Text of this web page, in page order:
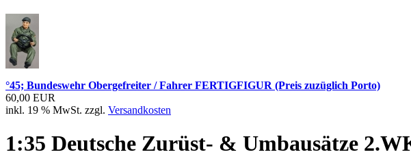
°45; Bundeswehr Obergefreiter / Fahrer FERTIGFIGUR (Preis zuzüglich Porto)
60,00 EUR
inkl. 19 % MwSt. zzgl. Versandkosten
1:35 Deutsche Zurüst- & Umbausätze